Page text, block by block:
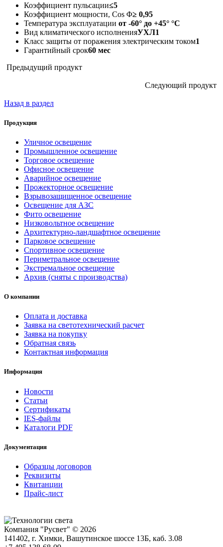
Коэффициент пульсации≤5
Коэффициент мощности, Cos Φ≥ 0,95
Температура эксплуатации от -60° до +45° °C
Вид климатического исполненияУХЛ1
Класс защиты от поражения электрическим током1
Гарантийный срок60 мес
Предыдущий продукт
Следующий продукт
Назад в раздел
Продукция
Уличное освещение
Промышленное освещение
Торговое освещение
Офисное освещение
Аварийное освещение
Прожекторное освещение
Взрывозащищенное освещение
Освещение для АЗС
Фито освещение
Низковольтное освещение
Архитектурно-ландшафтное освещение
Парковое освещение
Спортивное освещение
Периметральное освещение
Экстремальное освещение
Архив (сняты с производства)
О компании
Оплата и доставка
Заявка на светотехнический расчет
Заявка на покупку
Обратная связь
Контактная информация
Информация
Новости
Статьи
Сертификаты
IES-файлы
Каталоги PDF
Документация
Образцы договоров
Реквизиты
Квитанции
Прайс-лист
Компания "Русвет" © 2026
141402, г. Химки, Вашутинское шоссе 13Б, каб. 3.08